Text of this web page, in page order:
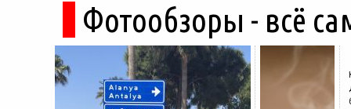
Фотообзоры - всё